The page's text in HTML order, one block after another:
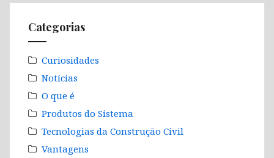
Categorias
Curiosidades
Notícias
O que é
Produtos do Sistema
Tecnologias da Construção Civil
Vantagens